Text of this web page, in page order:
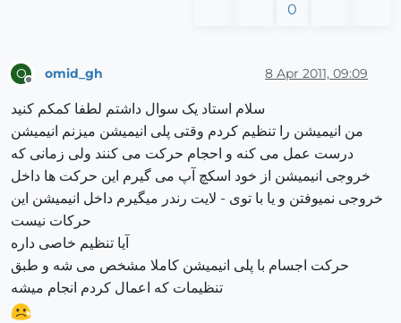
0
O omid_gh 8 Apr 2011, 09:09
سلام استاد یک سوال داشتم لطفا کمکم کنید
من انیمیشن را تنظیم کردم وقتی پلی انیمیشن میزنم انیمیشن
درست عمل می کنه و احجام حرکت می کنند ولی زمانی که
خروجی انیمیشن از خود اسکچ آپ می گیرم این حرکت ها داخل
خروجی نمیوفتن و یا با توی - لایت رندر میگیرم داخل انیمیشن این
حرکات نیست
آیا تنظیم خاصی داره
حرکت اجسام با پلی انیمیشن کاملا مشخص می شه و طبق
تنظیمات که اعمال کردم انجام میشه